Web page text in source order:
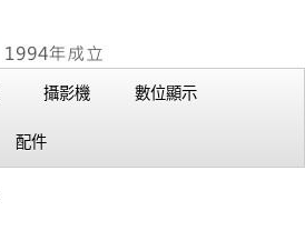
攝影機 數位顯示
配件